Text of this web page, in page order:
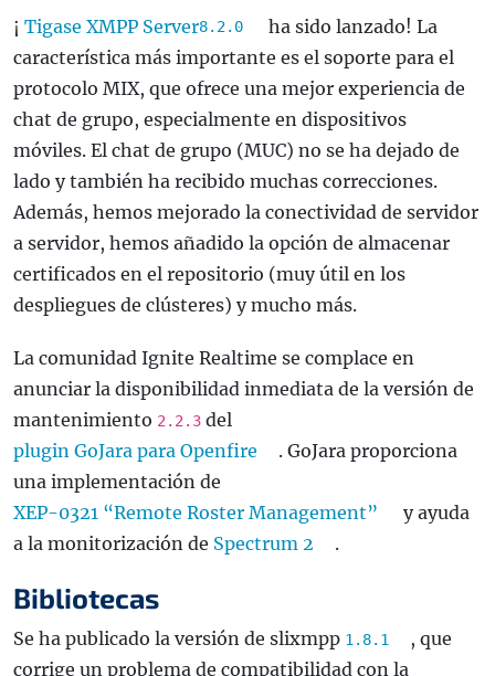
¡ Tigase XMPP Server8.2.0
ha sido lanzado! La
característica más importante es el soporte para el
protocolo MIX, que ofrece una mejor experiencia de
chat de grupo, especialmente en dispositivos
móviles. El chat de grupo (MUC) no se ha dejado de
lado y también ha recibido muchas correcciones.
Además, hemos mejorado la conectividad de servidor
a servidor, hemos añadido la opción de almacenar
certificados en el repositorio (muy útil en los
despliegues de clústeres) y mucho más.
La comunidad Ignite Realtime se complace en
anunciar la disponibilidad inmediata de la versión de
mantenimiento 2.2.3 del
plugin GoJara para Openfire
. GoJara proporciona
una implementación de
XEP-0321 “Remote Roster Management”
y ayuda
a la monitorización de Spectrum 2 .
Bibliotecas
Se ha publicado la versión de slixmpp 1.8.1
, que
corrige un problema de compatibilidad con la